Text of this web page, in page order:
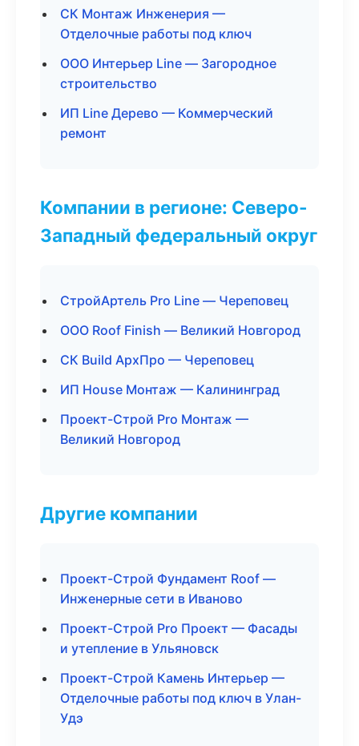
СК Монтаж Инженерия —
Отделочные работы под ключ
ООО Интерьер Line — Загородное
строительство
ИП Line Дерево — Коммерческий
ремонт
Компании в регионе: Северо-
Западный федеральный округ
СтройАртель Pro Line — Череповец
ООО Roof Finish — Великий Новгород
СК Build АрхПро — Череповец
ИП House Монтаж — Калининград
Проект-Строй Pro Монтаж —
Великий Новгород
Другие компании
Проект-Строй Фундамент Roof —
Инженерные сети в Иваново
Проект-Строй Pro Проект — Фасады
и утепление в Ульяновск
Проект-Строй Камень Интерьер —
Отделочные работы под ключ в Улан-
Удэ